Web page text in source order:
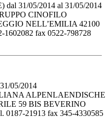
31/05/2014 al 31/05/2014
CINOFILO
NELL’EMILIA 42100
1602082 fax 0522-798728
05/2014
ALPENLAENDISCHE
59 BIS BEVERINO
0187-21913 fax 345-4330585